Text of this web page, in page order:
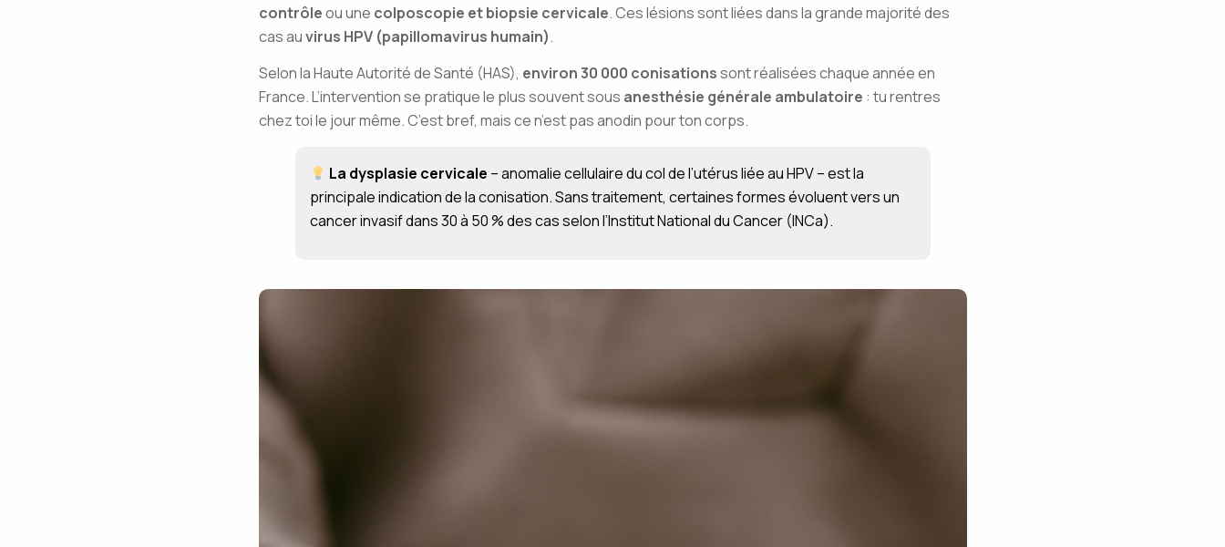
contrôleou une colposcopie et biopsie cervicale. Ces lésions sont liées dans la grande majorité des
cas auvirus HPV (papillomavirus humain).
Selon la Haute Autorité de Santé (HAS), environ 30 000 conisationssont réalisées chaque année en
France. L’intervention se pratique le plus souvent sous anesthésie générale ambulatoire : tu rentres
chez toi le jour même. C’est bref, mais ce n’est pas anodin pour ton corps.
La dysplasie cervicale – anomalie cellulaire du col de l’utérus liée au HPV – est la
principale indication de la conisation. Sans traitement, certaines formes évoluent vers un
cancer invasif dans 30 à 50 % des cas selon l’Institut National du Cancer (INCa).